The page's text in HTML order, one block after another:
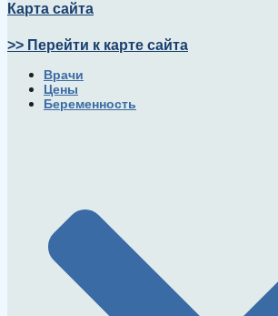
Карта сайта
>> Перейти к карте сайта
Врачи
Цены
Беременность